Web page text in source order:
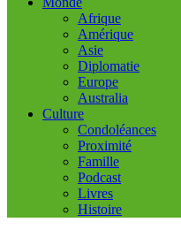
Afrique
Amérique
Asie
Diplomatie
Europe
Australia
Culture
Condoléances
Proximité
Famille
Podcast
Livres
Histoire